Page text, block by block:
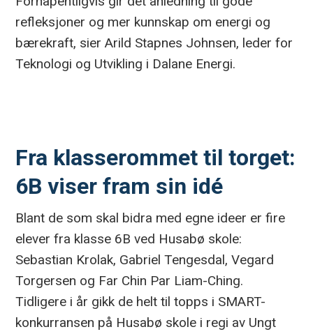
refleksjoner og mer kunnskap om energi og
bærekraft, sier Arild Stapnes Johnsen, leder for
Teknologi og Utvikling i Dalane Energi.
Fra klasserommet til torget:
6B viser fram sin idé
Blant de som skal bidra med egne ideer er fire
elever fra klasse 6B ved Husabø skole:
Sebastian Krolak, Gabriel Tengesdal, Vegard
Torgersen og Far Chin Par Liam-Ching.
Tidligere i år gikk de helt til topps i SMART-
konkurransen på Husabø skole i regi av Ungt